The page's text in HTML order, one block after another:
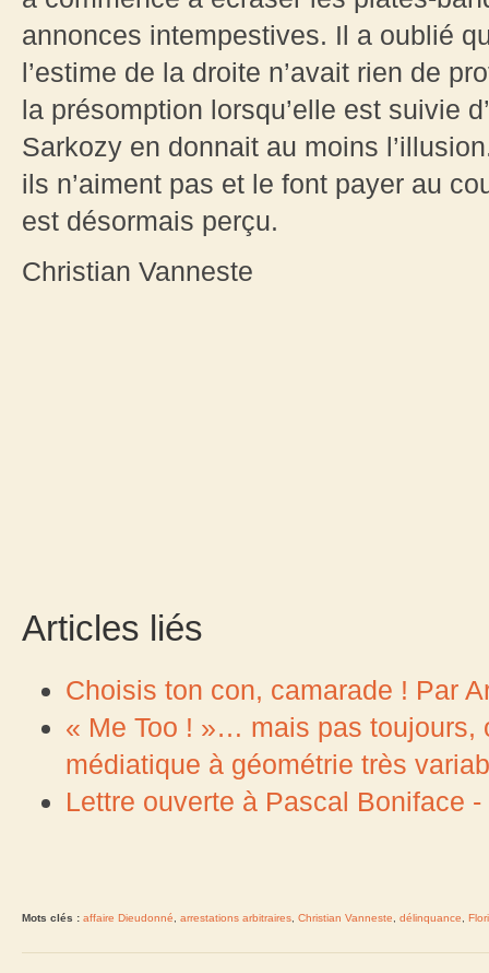
annonces intempestives. Il a oublié
l’estime de la droite n’avait rien de
la présomption lorsqu’elle est suivie
Sarkozy en donnait au moins
ils n’aiment pas et le font payer au
est désormais perçu.
Christian Vanneste
Articles liés
Choisis ton con, camarade ! Par
« Me Too ! »… mais pas toujours,
médiatique à géométrie très
Lettre ouverte à Pascal Boniface
Mots clés : affaire Dieudonné arrestations arbitraires Christian Vanneste délinquance